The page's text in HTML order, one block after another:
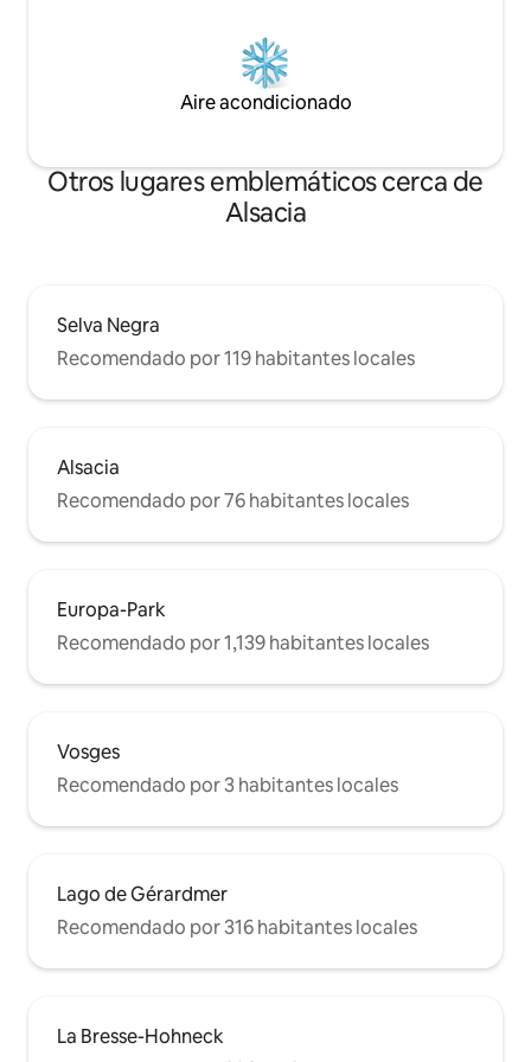
Aire acondicionado
Otros lugares emblemáticos cerca de
Alsacia
Selva Negra
Recomendado por 119 habitantes locales
Alsacia
Recomendado por 76 habitantes locales
Europa-Park
Recomendado por 1,139 habitantes locales
Vosges
Recomendado por 3 habitantes locales
Lago de Gérardmer
Recomendado por 316 habitantes locales
La Bresse-Hohneck